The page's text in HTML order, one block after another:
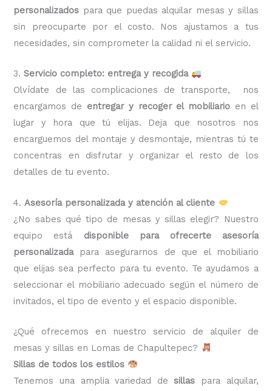
personalizados para que puedas alquilar mesas y sillas
sin preocuparte por el costo. Nos ajustamos a tus
necesidades, sin comprometer la calidad ni el servicio.
3.Servicio completo: entrega y recogida
Olvídate de las complicaciones de transporte, nos
encargamos de entregar y recoger el mobiliario en el
lugar y hora que tú elijas. Deja que nosotros nos
encarguemos del montaje y desmontaje, mientras tú te
concentras en disfrutar y organizar el resto de los
detalles de tu evento.
4.Asesoría personalizada y atención al cliente
¿No sabes qué tipo de mesas y sillas elegir? Nuestro
equipo está disponible para ofrecerte asesoría
personalizadapara asegurarnos de que el mobiliario
que elijas sea perfecto para tu evento. Te ayudamos a
seleccionar el mobiliario adecuado según el número de
invitados, el tipo de evento y el espacio disponible.
¿Qué ofrecemos en nuestro servicio de alquiler de
mesas y sillas en Lomas de Chapultepec?
Sillas de todos los estilos
Tenemos una amplia variedad desillas para alquilar,